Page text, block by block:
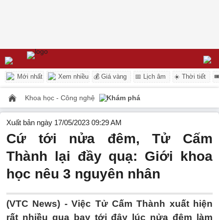
Mới nhất Xem nhiều 💰 Giá vàng 📅 Lịch âm ☀️ Thời tiết
Khoa học - Công nghệ Khám phá
Xuất bản ngày 17/05/2023 09:29 AM
Cứ tới nửa đêm, Tử Cấm
Thành lại đầy quạ: Giới khoa
học nêu 3 nguyên nhân
(VTC News) -Việc Tử Cấm Thành xuất hiện
rất nhiều quạ bay tới đây lúc nửa đêm làm